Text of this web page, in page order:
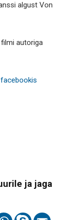
algust Von
autoriga
ja jaga